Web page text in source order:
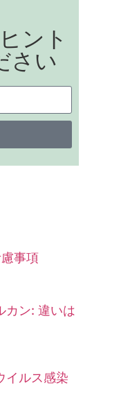
ント
さい
事項
カン: 違いは
イルス感染